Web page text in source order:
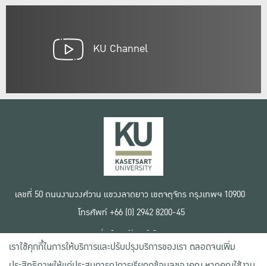
KU Channel
เลขที่ 50 ถนนงามวงศ์วาน แขวงลาดยาว เขตจตุจักร กรุงเทพฯ 10900
โทรศัพท์ +66 (0) 2942 8200-45
เงื่อนไขการใช้งานเว็บไซต์
ข้อตกลงด้านสิทธิ์ใช้งาน
นโยบายความเป็นส่วนตัว
เราใช้คุกกี้ในการให้บริการและปรับปรุงบริการของเรา ตลอดจนเพิ่ม